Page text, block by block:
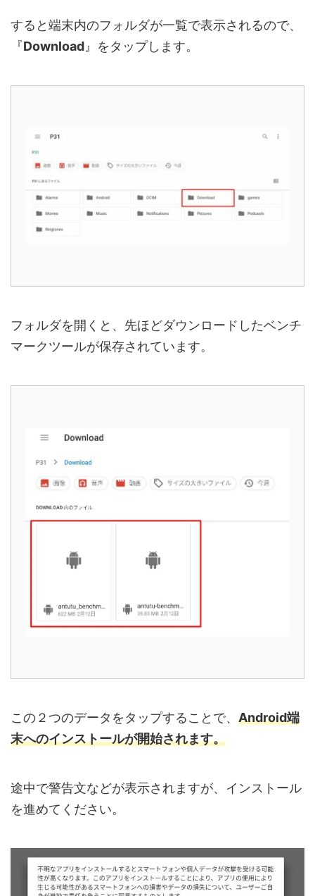
すると端末内のフォルダが一覧で表示されるので、
『Download 』をタップします。
フォルダを開くと、先ほどダウンロードしたベンチ
マークツールが保存されています。
この２つのデータをタップすることで、 Android端
末へのインストールが開始されます。
途中で警告文などが表示されますが、インストール
を進めてください。